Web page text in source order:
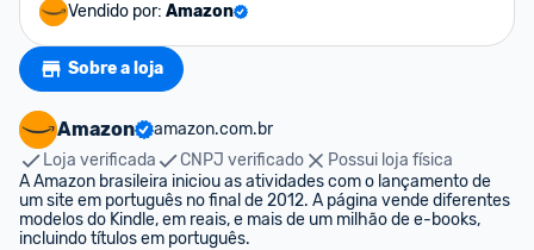
Vendido por: Amazon
Sobre a loja
Amazon
amazon.com.br
Loja verificada
CNPJ verificado
Possui loja física
A Amazon brasileira iniciou as atividades com o lançamento de
um site em português no final de 2012. A página vende diferentes
modelos do Kindle, em reais, e mais de um milhão de e-books,
incluindo títulos em português.